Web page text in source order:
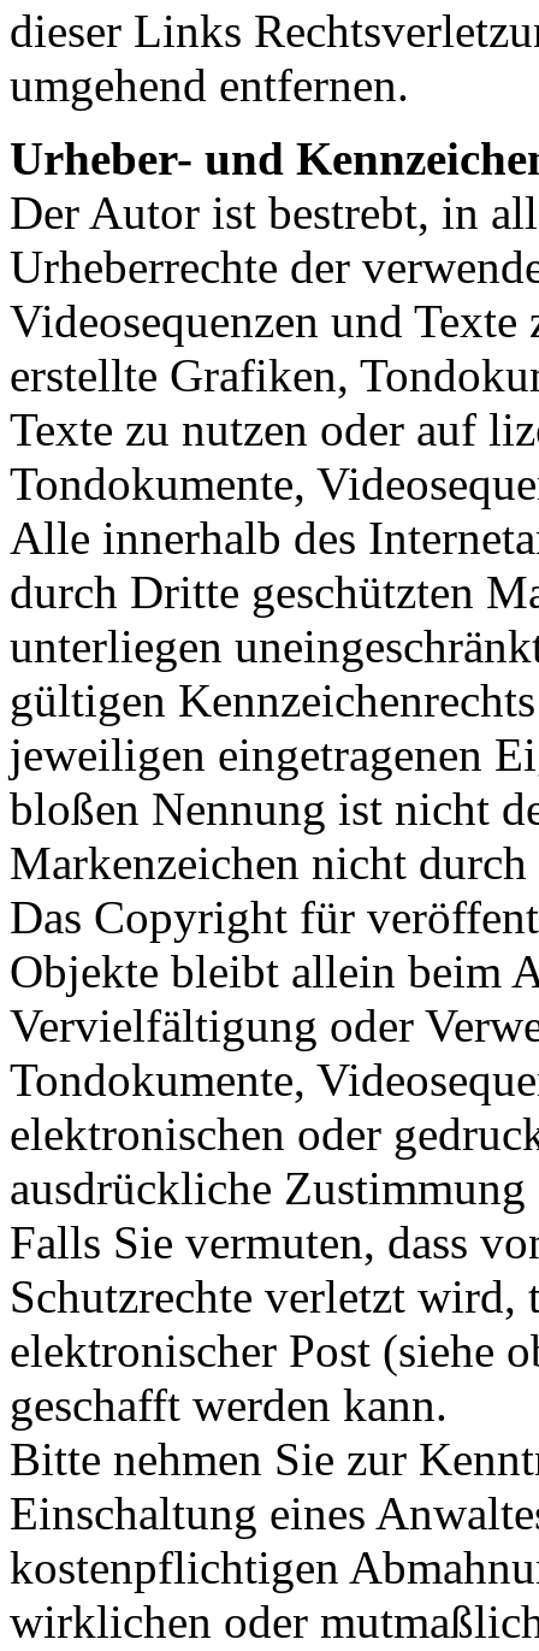
dieser Links
umgehend entfernen.
Urheber- und
Der Autor ist bestrebt, in
Urheberrechte der
Videosequenzen und
erstellte Grafiken,
Texte zu nutzen oder auf
Tondokumente,
Alle innerhalb des
durch Dritte geschützten
unterliegen
gültigen
jeweiligen eingetragenen
bloßen Nennung ist nicht
Markenzeichen nicht
Das Copyright für
Objekte bleibt allein beim
Vervielfältigung oder
Tondokumente,
elektronischen oder
ausdrückliche
Falls Sie vermuten, dass
Schutzrechte verletzt wird,
elektronischer Post (siehe
geschafft werden kann.
Bitte nehmen Sie zur
Einschaltung eines
kostenpflichtigen
wirklichen oder